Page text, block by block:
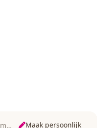
Wil je ons babyscheetje komen bewonderen Maak persoonlijk